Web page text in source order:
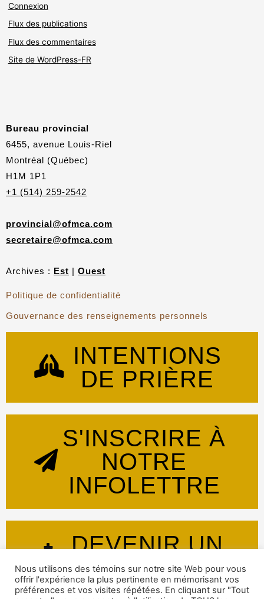
Connexion
Flux des publications
Flux des commentaires
Site de WordPress-FR
Bureau provincial
6455, avenue Louis-Riel
Montréal (Québec)
H1M 1P1
+1 (514) 259-2542
provincial@ofmca.com
secretaire@ofmca.com
Archives : Est | Ouest
Politique de confidentialité
Gouvernance des renseignements personnels
INTENTIONS
DE PRIÈRE
S'INSCRIRE À
NOTRE
INFOLETTRE
DEVENIR UN
FRANCISCAIN
Nous utilisons des témoins sur notre site Web pour vous
offrir l'expérience la plus pertinente en mémorisant vos
préférences et vos visites répétées. En cliquant sur "Tout